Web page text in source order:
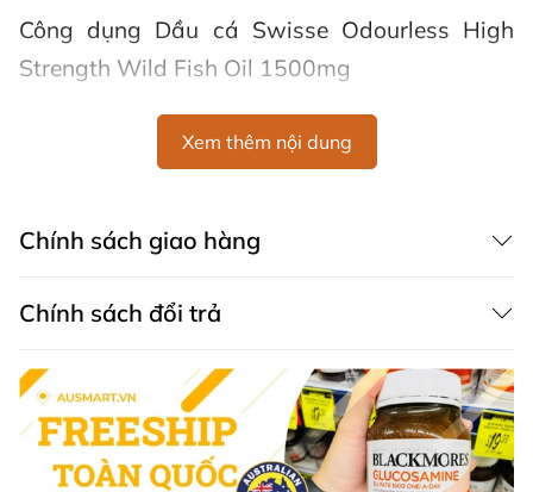
Công dụng Dầu cá Swisse Odourless High
Strength Wild Fish Oil 1500mg
có tác dụng như thế nào đối với sức khoẻ
của tiêu dùng, hay cùng điểm qua những công dụng của
viên uống Swisse fish oil như bên dưới nhé:
Tăng cường và nâng cao sức khoẻ của hệ thống
Giúp duy trì lipid máu và hàm lượng cholesterol ổn
định.
Tăng cường sức khoẻ đôi mắt, hạn chế và ngăn
ngừa các bệnh về mắt.
Hỗ trợ ổn định tâm trạng, giảm căng thẳng, mệt
mỏi.
Xem thêm nội dung
Chính sách giao hàng
Chính sách đổi trả